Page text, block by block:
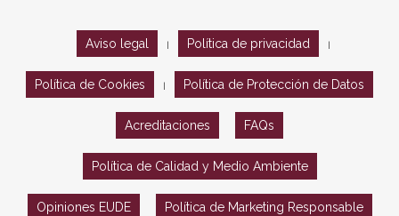
Aviso legal Política de privacidad
Política de Cookies Política de Protección de Datos
Acreditaciones FAQs
Política de Calidad y Medio Ambiente
Opiniones EUDE Política de Marketing Responsable